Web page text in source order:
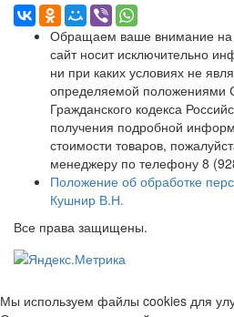
Обращаем ваше внимание на
сайт носит исключительно
ни при каких условиях не
определяемой положениями
Гражданского кодекса
получения подробной
стоимости товаров,
менеджеру по телефону 8
Положение об обработке
Кушнир В.Н.
Все права защищены.
Мы используем файлы cookies для